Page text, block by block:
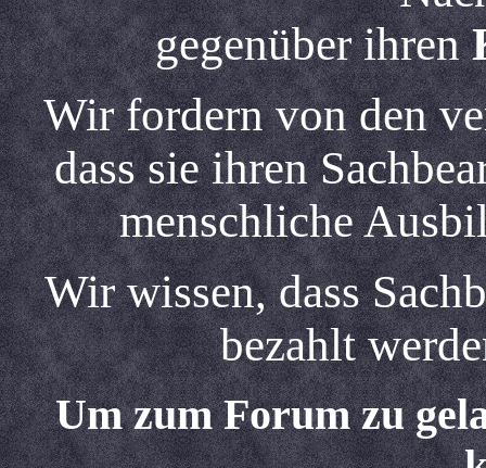
gegenüber ihren
Wir fordern von den
dass sie ihren
menschliche
Wir wissen, dass
bezahlt
Um zum Forum zu